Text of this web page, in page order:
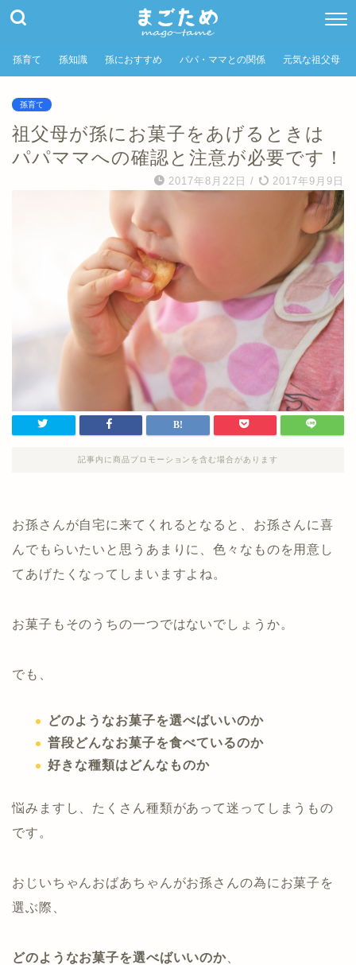
孫育て 孫知識 孫におすすめ パパ・ママとの関係 元気な祖父母
孫育て
祖父母が孫にお菓子をあげるときは
パパママへの確認と注意が必要です！
2017年8月22日 / 2017年9月9日
記事内に商品プロモーションを含む場合があります
お孫さんが自宅に来てくれるとなると、お孫さんに喜
んでもらいたいと思うあまりに、色々なものを用意し
てあげたくなってしまいますよね。
お菓子もそのうちの一つではないでしょうか。
でも、
どのようなお菓子を選べばいいのか
普段どんなお菓子を食べているのか
好きな種類はどんなものか
悩みますし、たくさん種類があって迷ってしまうもの
です。
おじいちゃんおばあちゃんがお孫さんの為にお菓子を
選ぶ際、
どのようなお菓子を選べばいいのか